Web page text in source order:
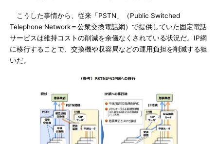
こうした事情から、従来「PSTN」（Public Switched
Telephone Network＝公衆交換電話網）で提供していた固定電話
サービスは維持コストの削減を余儀なくされている状況だ。IP網
に移行することで、交換機や収容局などの運用負担を削減する狙
いだ。